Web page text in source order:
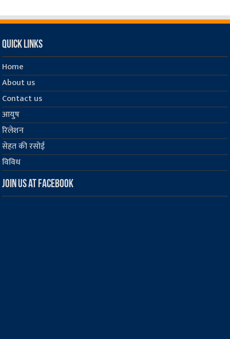
Quick Links
Home
About us
Contact us
आयुष
रिलेशन
सेहत की रसोई
विविध
Join us at Facebook